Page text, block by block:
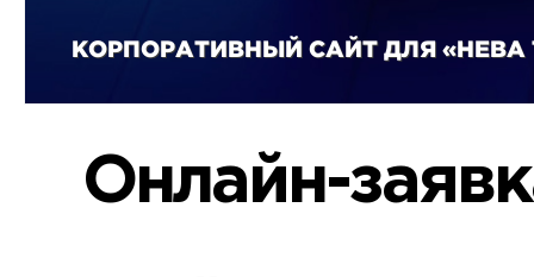
КОРПОРАТИВНЫЙ САЙТ ДЛЯ «НЕВА
Онлайн-